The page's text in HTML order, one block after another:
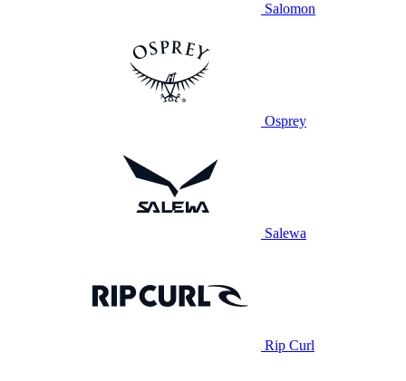
Salomon
Osprey
Salewa
Rip Curl